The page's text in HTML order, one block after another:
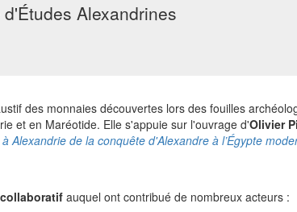
Alexandrines
des monnaies découvertes lors des fouilles
et en Maréotide. Elle s'appuie sur l'ouvrage d'Olivier
Alexandrie de la conquête d'Alexandre à l’Égypte
auquel ont contribué de nombreux acteurs :